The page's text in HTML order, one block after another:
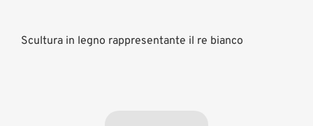
Scultura in legno rappresentante il re bianco